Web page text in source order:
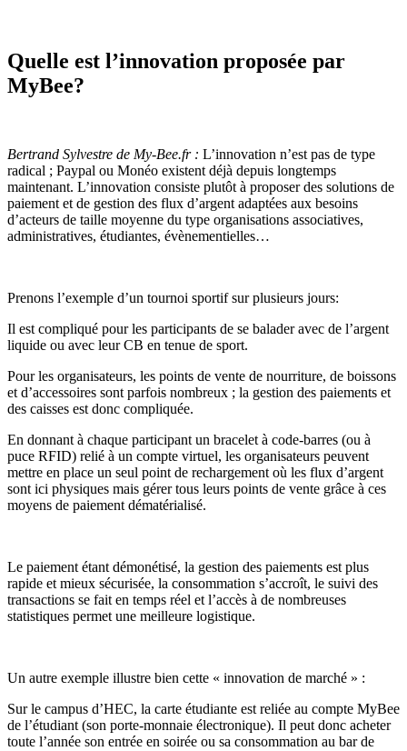
Quelle est l’innovation proposée par
MyBee?
Bertrand Sylvestre de My-Bee.fr : L’innovation n’est pas de type
radical ; Paypal ou Monéo existent déjà depuis longtemps
maintenant. L’innovation consiste plutôt à proposer des solutions de
paiement et de gestion des flux d’argent adaptées aux besoins
d’acteurs de taille moyenne du type organisations associatives,
administratives, étudiantes, évènementielles…
Prenons l’exemple d’un tournoi sportif sur plusieurs jours:
Il est compliqué pour les participants de se balader avec de l’argent
liquide ou avec leur CB en tenue de sport.
Pour les organisateurs, les points de vente de nourriture, de boissons
et d’accessoires sont parfois nombreux ; la gestion des paiements et
des caisses est donc compliquée.
En donnant à chaque participant un bracelet à code-barres (ou à
puce RFID) relié à un compte virtuel, les organisateurs peuvent
mettre en place un seul point de rechargement où les flux d’argent
sont ici physiques mais gérer tous leurs points de vente grâce à ces
moyens de paiement dématérialisé.
Le paiement étant démonétisé, la gestion des paiements est plus
rapide et mieux sécurisée, la consommation s’accroît, le suivi des
transactions se fait en temps réel et l’accès à de nombreuses
statistiques permet une meilleure logistique.
Un autre exemple illustre bien cette « innovation de marché » :
Sur le campus d’HEC, la carte étudiante est reliée au compte MyBee
de l’étudiant (son porte-monnaie électronique). Il peut donc acheter
toute l’année son entrée en soirée ou sa consommation au bar de